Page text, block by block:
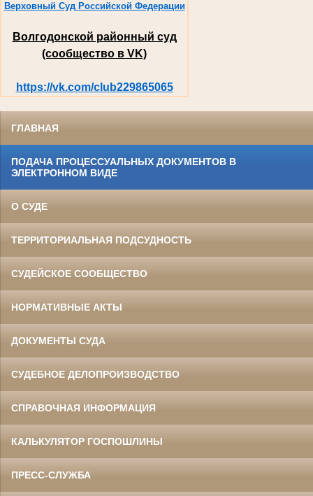
Верховный Суд Российской Федерации
Волгодонской районный суд
(сообщество в VK)
https://vk.com/club229865065
ГЛАВНАЯ
ПОДАЧА ПРОЦЕССУАЛЬНЫХ ДОКУМЕНТОВ В
ЭЛЕКТРОННОМ ВИДЕ
О СУДЕ
ТЕРРИТОРИАЛЬНАЯ ПОДСУДНОСТЬ
СУДЕЙСКОЕ СООБЩЕСТВО
НОРМАТИВНЫЕ АКТЫ
ДОКУМЕНТЫ СУДА
СУДЕБНОЕ ДЕЛОПРОИЗВОДСТВО
СПРАВОЧНАЯ ИНФОРМАЦИЯ
КАЛЬКУЛЯТОР ГОСПОШЛИНЫ
ПРЕСС-СЛУЖБА